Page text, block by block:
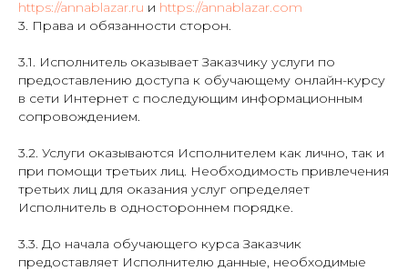
https://annablazar.ru и https://annablazar.com
3. Права и обязанности сторон.
3.1. Исполнитель оказывает Заказчику услуги по
предоставлению доступа к обучающему онлайн-курсу
в сети Интернет с последующим информационным
сопровождением.
3.2. Услуги оказываются Исполнителем как лично, так и
при помощи третьих лиц. Необходимость привлечения
третьих лиц для оказания услуг определяет
Исполнитель в одностороннем порядке.
3.3. До начала обучающего курса Заказчик
предоставляет Исполнителю данные, необходимые